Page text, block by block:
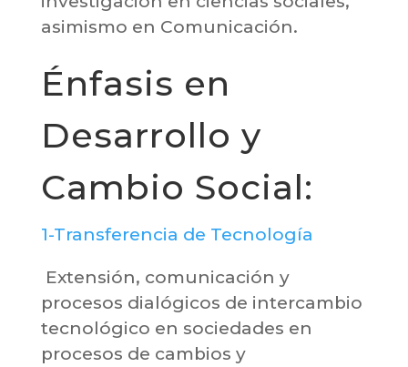
asimismo en Comunicación.
Énfasis en
Desarrollo y
Cambio Social:
1-Transferencia de Tecnología
Extensión, comunicación y
procesos dialógicos de intercambio
tecnológico en sociedades en
procesos de cambios y